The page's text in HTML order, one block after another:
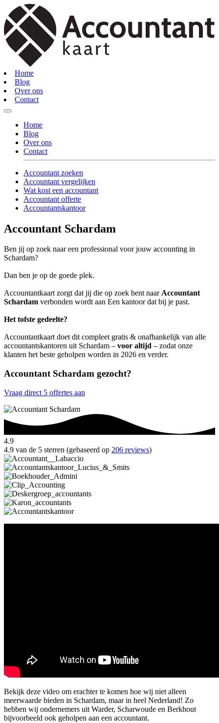
Home
Blog
Over ons
Contact
Home
Blog
Over ons
Contact
Accountant zoeken
Accountant vergelijken
Wat kost een accountant
Accountant offerte
Accountantskantoor
Accountant Schardam
Ben jij op zoek naar een professional voor jouw accounting in
Schardam?
Dan ben je op de goede plek.
Accountantkaart zorgt dat jij die op zoek bent naarAccountant
Schardam verbonden wordt aan Een kantoor dat bij je past.
Het tofste gedeelte?
Accountantkaart doet dit compleet gratis & onafhankelijk van alle
accountantskantoren uit Schardam – voor altijd – zodat onze
klanten het beste geholpen worden in 2026 en verder.
Accountant Schardam gezocht?
Vraag direct 5 offertes aan
4.9
4.9 van de 5 sterren (gebaseerd op 206 reviews)
Bekijk deze video om erachter te komen hoe wij niet alleen
meerwaarde bieden in Schardam, maar in heel Nederland! Zo
hebben wij ondernemers uit Warder, Scharwoude en Berkhout
bijvoorbeeld ook geholpen aan een accountant.